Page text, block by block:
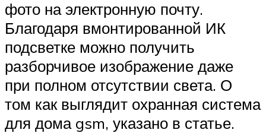
фото на электронную почту.
Благодаря вмонтированной ИК
подсветке можно получить
разборчивое изображение даже
при полном отсутствии света. О
том как выглядит охранная система
для дома gsm, указано в статье.